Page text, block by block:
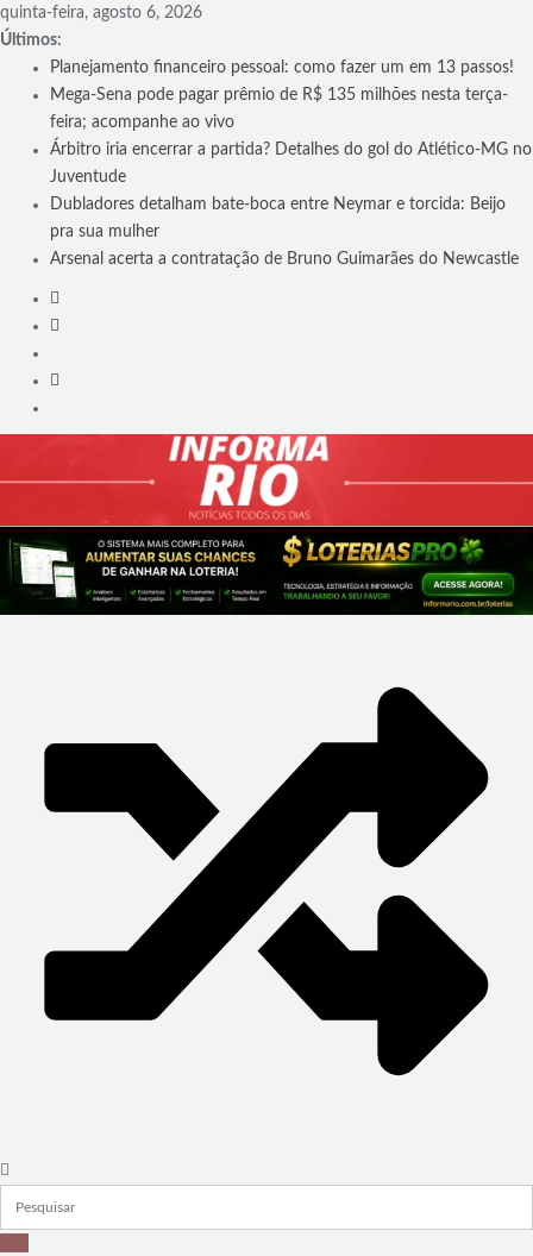
Skip
to
content
quinta-feira, agosto 6, 2026
Últimos:
Planejamento financeiro pessoal: como fazer um em 13 passos!
Mega-Sena pode pagar prêmio de R$ 135 milhões nesta terça-
feira; acompanhe ao vivo
Árbitro iria encerrar a partida? Detalhes do gol do Atlético-MG no
Juventude
Dubladores detalham bate-boca entre Neymar e torcida: Beijo
pra sua mulher
Arsenal acerta a contratação de Bruno Guimarães do Newcastle